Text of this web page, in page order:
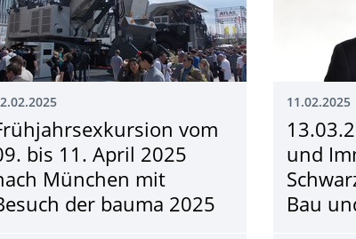
vom
bis 11. April 2025
München mit
der bauma 2025
11.02.2025
und
Bau